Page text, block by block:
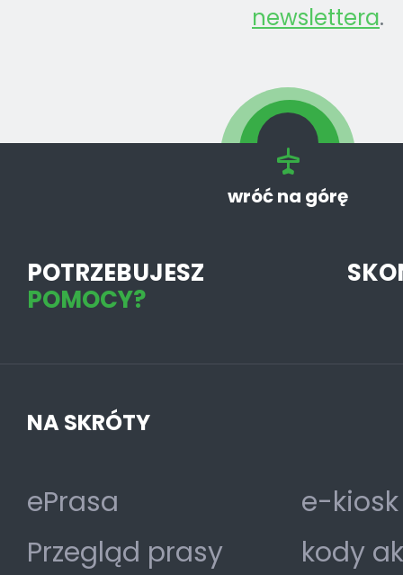
newslettera.
wróć na górę
POTRZEBUJESZ
POMOCY?
NA SKRÓTY
ePrasa
Przegląd prasy
e-
kody